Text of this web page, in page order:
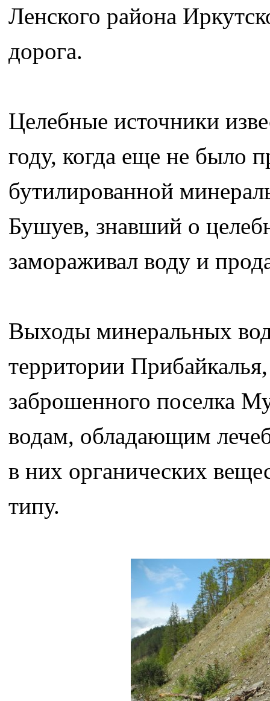
Ленского района
дорога.
Целебные источники
году, когда еще не было
бутилированной
Бушуев, знавший о
замораживал воду и
Выходы минеральных
территории
заброшенного поселка
водам, обладающим
в них органических
типу.